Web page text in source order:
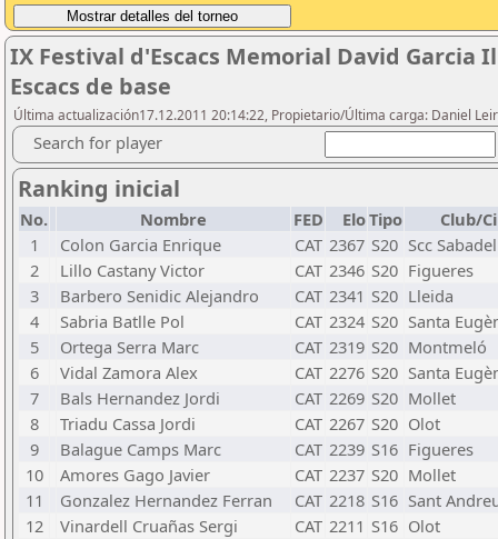
IX Festival d'Escacs Memorial David Garcia
Escacs de base
Última actualización17.12.2011 20:14:22, Propietario/Última carga: Daniel
Search for player
Ranking inicial
No. Nombre FED EloTipo
Club/
1
Colon Garcia Enrique CAT 2367 S20 Scc
2
Lillo Castany Victor CAT 2346 S20 Figueres
3
Barbero Senidic Alejandro CAT 2341 S20 Lleida
4
Sabria Batlle Pol CAT 2324 S20 Santa
5
Ortega Serra Marc CAT 2319 S20 Montmeló
6
Vidal Zamora Alex CAT 2276 S20 Santa
7
Bals Hernandez Jordi CAT 2269 S20 Mollet
8
Triadu Cassa Jordi CAT 2267 S20 Olot
9
Balague Camps Marc CAT 2239 S16 Figueres
10
Amores Gago Javier CAT 2237 S20 Mollet
11
Gonzalez Hernandez Ferran CAT 2218 S16 Sant
12
Vinardell Cruañas Sergi CAT 2211 S16 Olot